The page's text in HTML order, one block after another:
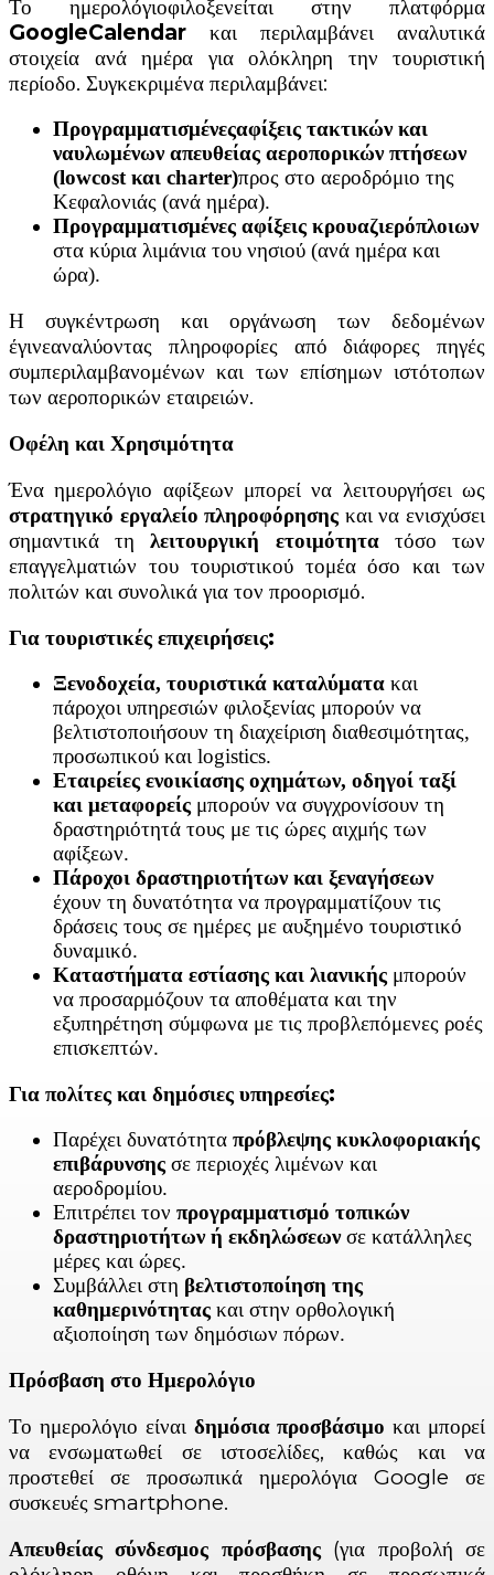
Το ημερολόγιοφιλοξενείται στην πλατφόρμα
GoogleCalendar και περιλαμβάνει αναλυτικά
στοιχεία ανά ημέρα για ολόκληρη την τουριστική
περίοδο. Συγκεκριμένα περιλαμβάνει:
Προγραμματισμένεςαφίξεις τακτικών και
ναυλωμένων απευθείας αεροπορικών πτήσεων
(lowcost και charter)προς στο αεροδρόμιο της
Κεφαλονιάς (ανά ημέρα).
Προγραμματισμένες αφίξεις κρουαζιερόπλοιων
στα κύρια λιμάνια του νησιού (ανά ημέρα και
ώρα).
Η συγκέντρωση και οργάνωση των δεδομένων
έγινεαναλύοντας πληροφορίες από διάφορες πηγές
συμπεριλαμβανομένων και των επίσημων ιστότοπων
των αεροπορικών εταιρειών.
Οφέλη και Χρησιμότητα
Ένα ημερολόγιο αφίξεων μπορεί να λειτουργήσει ως
στρατηγικό εργαλείο πληροφόρησης και να ενισχύσει
σημαντικά τηλειτουργική ετοιμότητατόσο των
επαγγελματιών του τουριστικού τομέα όσο και των
πολιτών και συνολικά για τον προορισμό.
Για τουριστικές επιχειρήσεις:
Ξενοδοχεία, τουριστικά καταλύματα και
πάροχοι υπηρεσιών φιλοξενίας μπορούν να
βελτιστοποιήσουν τη διαχείριση διαθεσιμότητας,
προσωπικού και logistics.
Εταιρείες ενοικίασης οχημάτων, οδηγοί ταξί
και μεταφορείς μπορούν να συγχρονίσουν τη
δραστηριότητά τους με τις ώρες αιχμής των
αφίξεων.
Πάροχοι δραστηριοτήτων και ξεναγήσεων
έχουν τη δυνατότητα να προγραμματίζουν τις
δράσεις τους σε ημέρες με αυξημένο τουριστικό
δυναμικό.
Καταστήματα εστίασης και λιανικής μπορούν
να προσαρμόζουν τα αποθέματα και την
εξυπηρέτηση σύμφωνα με τις προβλεπόμενες ροές
επισκεπτών.
Για πολίτες και δημόσιες υπηρεσίες:
Παρέχει δυνατότητα πρόβλεψης κυκλοφοριακής
επιβάρυνσης σε περιοχές λιμένων και
αεροδρομίου.
Επιτρέπει τον προγραμματισμό τοπικών
δραστηριοτήτων ή εκδηλώσεωνσε κατάλληλες
μέρες και ώρες.
Συμβάλλει στη βελτιστοποίηση της
καθημερινότητας και στην ορθολογική
αξιοποίηση των δημόσιων πόρων.
Πρόσβαση στο Ημερολόγιο
Το ημερολόγιο είναι δημόσια προσβάσιμο και μπορεί
να ενσωματωθεί σε ιστοσελίδες, καθώς και να
προστεθεί σε προσωπικά ημερολόγια Google σε
συσκευές smartphone.
Απευθείας σύνδεσμος πρόσβασης(για προβολή σε